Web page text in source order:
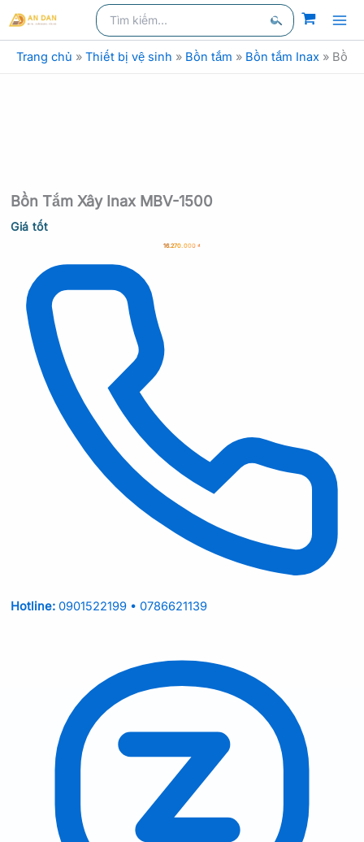
tới
Tìm
kiếm:
Tìm
kiếm
Trang chủ » Thiết bị vệ sinh » Bồn tắm » Bồn tắm Inax » Bồn
Bồn Tắm Xây Inax MBV-1500
Giá tốt
16.270.000 ₫
Hotline: 0901522199 • 0786621139